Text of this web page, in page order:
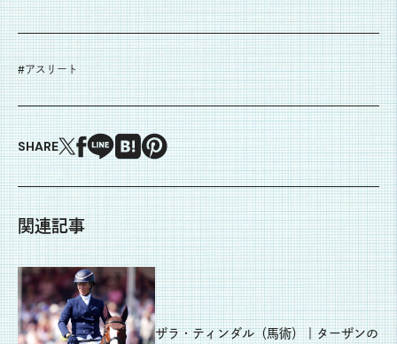
#アスリート
SHARE
関連記事
ザラ・ティンダル（馬術）｜ターザンの